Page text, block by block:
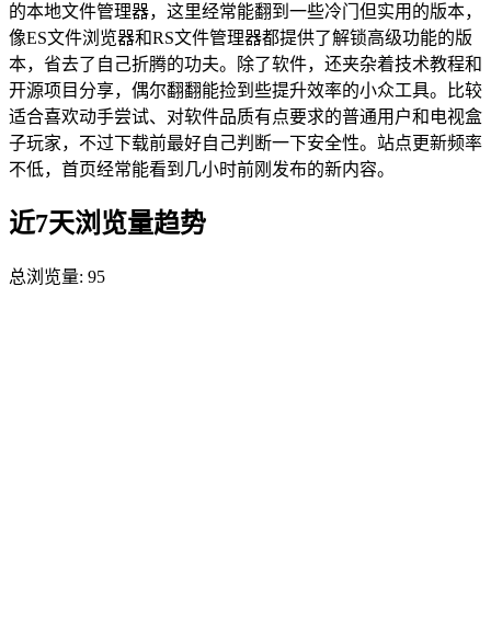
的本地文件管理器，这里经常能翻到一些冷门但实用的版本，
像ES文件浏览器和RS文件管理器都提供了解锁高级功能的版
本，省去了自己折腾的功夫。除了软件，还夹杂着技术教程和
开源项目分享，偶尔翻翻能捡到些提升效率的小众工具。比较
适合喜欢动手尝试、对软件品质有点要求的普通用户和电视盒
子玩家，不过下载前最好自己判断一下安全性。站点更新频率
不低，首页经常能看到几小时前刚发布的新内容。
近7天浏览量趋势
总浏览量: 95